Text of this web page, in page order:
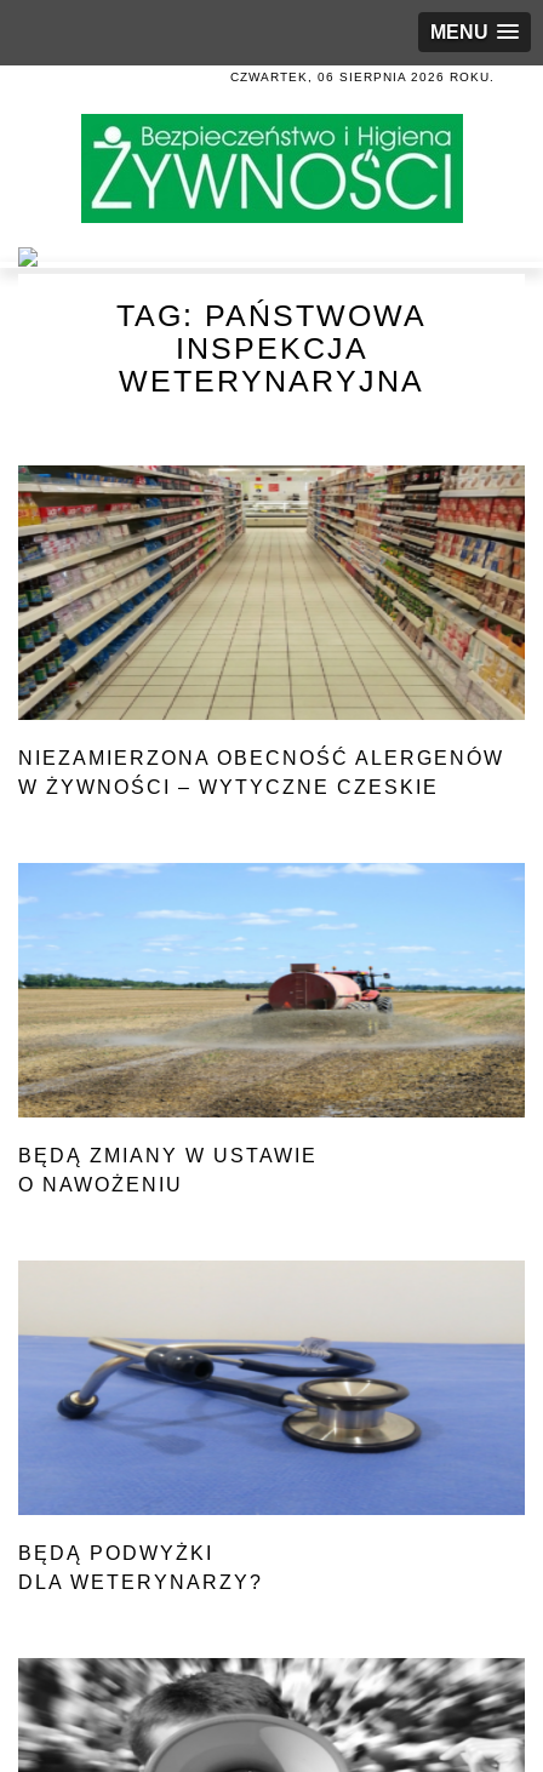
MENU
CZWARTEK, 06 SIERPNIA 2026 ROKU.
TAG: PAŃSTWOWA
INSPEKCJA
WETERYNARYJNA
NIEZAMIERZONA OBECNOŚĆ ALERGENÓW
W ŻYWNOŚCI – WYTYCZNE CZESKIE
BĘDĄ ZMIANY W USTAWIE
O NAWOŻENIU
BĘDĄ PODWYŻKI
DLA WETERYNARZY?